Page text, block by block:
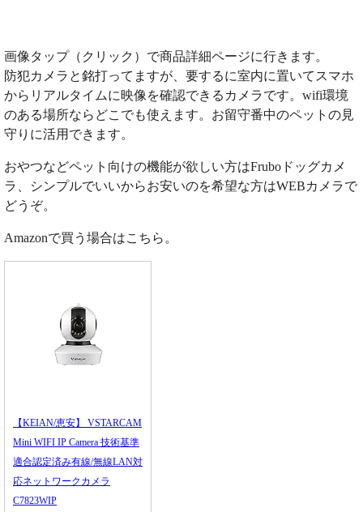
画像タップ（クリック）で商品詳細ページに行きます。
防犯カメラと銘打ってますが、要するに室内に置いてスマホ
からリアルタイムに映像を確認できるカメラです。wifi環境
のある場所ならどこでも使えます。お留守番中のペットの見
守りに活用できます。
おやつなどペット向けの機能が欲しい方はFruboドッグカメ
ラ、シンプルでいいからお安いのを希望な方はWEBカメラで
どうぞ。
Amazonで買う場合はこちら。
【KEIAN/恵安】 VSTARCAM
Mini WIFI IP Camera 技術基準
適合認定済み有線/無線LAN対
応ネットワークカメラ
C7823WIP